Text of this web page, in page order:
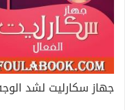
جهاز سكارليت لشد